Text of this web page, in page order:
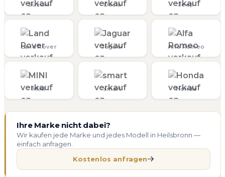
Suzuki Dacia Jeep
Land Rover Jaguar Alfa Romeo
MINI smart Honda
Ihre Marke nicht dabei?
Wir kaufen jede Marke und jedes Modell in Heilsbronn —
einfach anfragen.
Kostenlos anfragen